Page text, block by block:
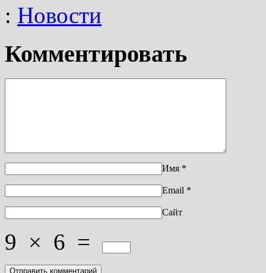
: Новости
Комментировать
Имя *
Email *
Сайт
9 × 6 =